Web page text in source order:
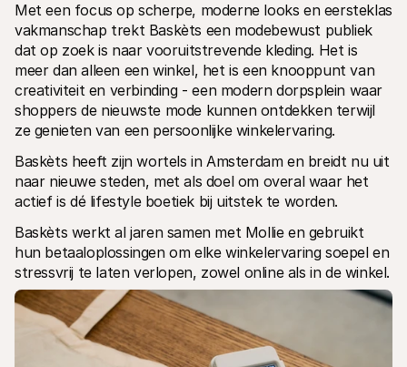
Met een focus op scherpe, moderne looks en eersteklas
vakmanschap trekt Baskèts een modebewust publiek
dat op zoek is naar vooruitstrevende kleding. Het is
meer dan alleen een winkel, het is een knooppunt van
creativiteit en verbinding - een modern dorpsplein waar
shoppers de nieuwste mode kunnen ontdekken terwijl
ze genieten van een persoonlijke winkelervaring.
Baskèts heeft zijn wortels in Amsterdam en breidt nu uit
naar nieuwe steden, met als doel om overal waar het
actief is dé lifestyle boetiek bij uitstek te worden.
Baskèts werkt al jaren samen met Mollie en gebruikt
hun betaaloplossingen om elke winkelervaring soepel en
stressvrij te laten verlopen, zowel online als in de winkel.